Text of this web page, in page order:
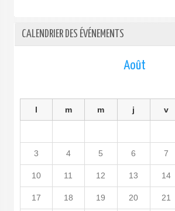
CALENDRIER DES ÉVÉNEMENTS
Août
l m m j v
3 4 5 6 7
10 11 12 13 14
17 18 19 20 21